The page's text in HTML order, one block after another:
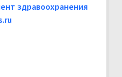
здравоохранения